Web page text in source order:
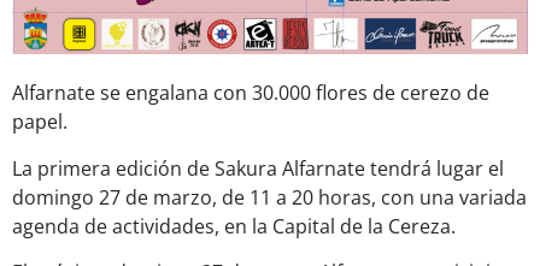
Alfarnate se engalana con 30.000 flores de cerezo de
papel.
La primera edición de Sakura Alfarnate tendrá lugar el
domingo 27 de marzo, de 11 a 20 horas, con una variada
agenda de actividades, en la Capital de la Cereza.